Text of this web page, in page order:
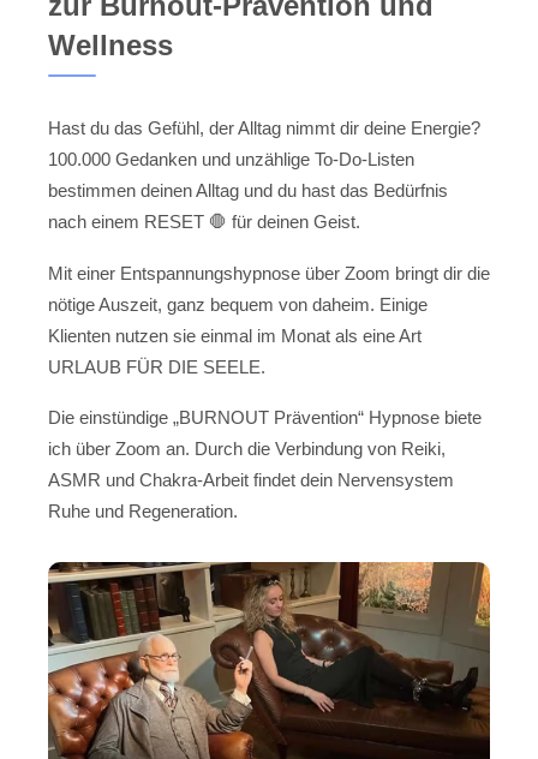
Wellness
Hast du das Gefühl, der Alltag nimmt dir deine Energie?
100.000 Gedanken und unzählige To-Do-Listen
bestimmen deinen Alltag und du hast das Bedürfnis
nach einem RESET 🛑 für deinen Geist.
Mit einer Entspannungshypnose über Zoom bringt dir die
nötige Auszeit, ganz bequem von daheim. Einige
Klienten nutzen sie einmal im Monat als eine Art
URLAUB FÜR DIE SEELE.
Die einstündige „BURNOUT Prävention“ Hypnose biete
ich über Zoom an. Durch die Verbindung von Reiki,
ASMR und Chakra-Arbeit findet dein Nervensystem
Ruhe und Regeneration.